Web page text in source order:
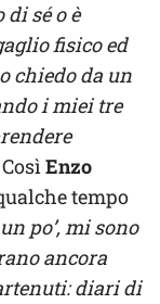
sé o è
fisico ed
chiedo da un
i miei tre
Enzo
tempo
po’, mi sono
ancora
diari di